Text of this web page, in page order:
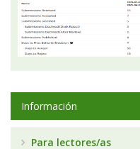
Información
Para lectores/as